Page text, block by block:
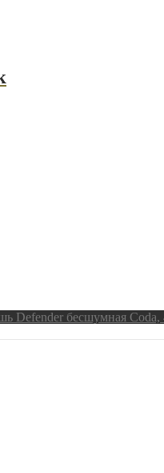
Defender бесшумная Coda,